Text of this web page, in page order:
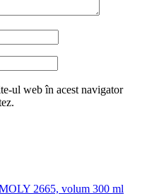
ul web în acest navigator